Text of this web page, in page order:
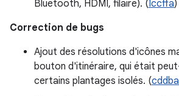
Bluetooth, HDMI, filaire). (Iccffa)
Correction de bugs
Ajout des résolutions d'icônes
bouton d'itinéraire, qui était
certains plantages isolés. (